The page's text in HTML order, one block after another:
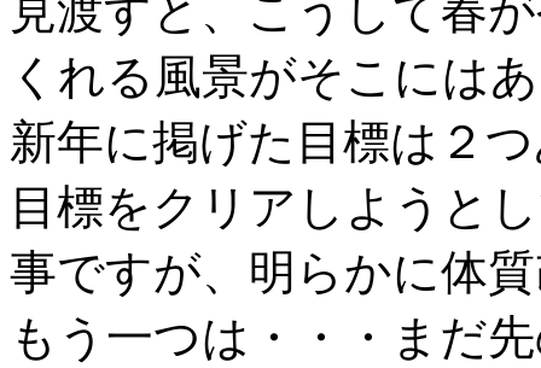
見渡すと、こうして春
くれる風景がそこには
新年に掲げた目標は２
目標をクリアしようと
事ですが、明らかに体
もう一つは・・・まだ